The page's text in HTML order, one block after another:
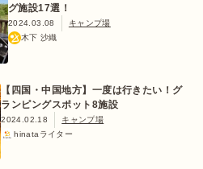
グ施設17選！
2024.03.08
キャンプ場
木下 沙織
【四国・中国地方】一度は行きたい！グ
ランピングスポット8施設
2024.02.18
キャンプ場
hinataライター
キャンプ場
検索
レンタル